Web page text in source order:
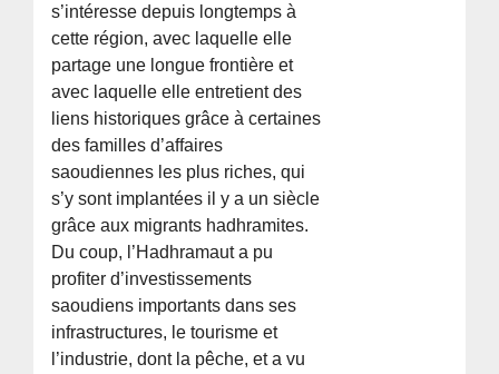
s’intéresse depuis longtemps à
cette région, avec laquelle elle
partage une longue frontière et
avec laquelle elle entretient des
liens historiques grâce à certaines
des familles d’affaires
saoudiennes les plus riches, qui
s’y sont implantées il y a un siècle
grâce aux migrants hadhramites.
Du coup, l’Hadhramaut a pu
profiter d’investissements
saoudiens importants dans ses
infrastructures, le tourisme et
l’industrie, dont la pêche, et a vu